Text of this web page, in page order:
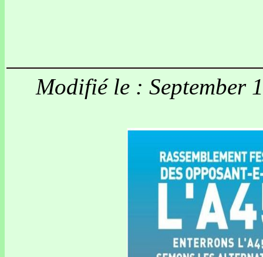
Modifié le : September